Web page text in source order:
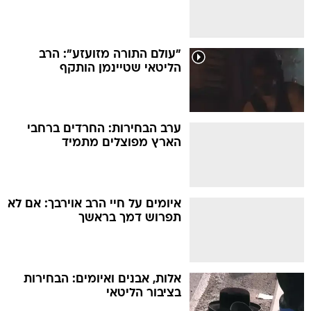
"עולם התורה מזועזע": הרב
הליטאי שטיינמן הותקף
ערב הבחירות: החרדים ברחבי
הארץ מפוצלים מתמיד
איומים על חיי הרב אוירבך: אם לא
תפרוש דמך בראשך
אלות, אבנים ואיומים: הבחירות
בציבור הליטאי